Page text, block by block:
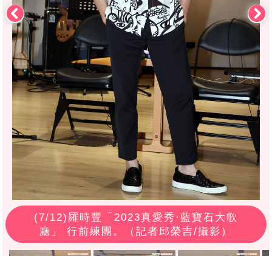
(7/12)羅時豐「2023真愛秀·藍寶石大歌
廳」 行前練團。（記者邱榮吉/攝影）